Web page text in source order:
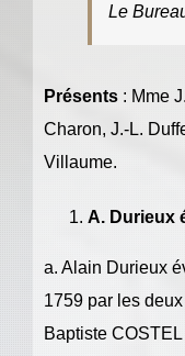
Le
Présents : Mme
Charon, J.-L.
Villaume.
A. Durieux
a. Alain Durieux
1759 par les
Baptiste